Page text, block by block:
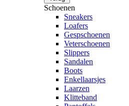
Schoenen
Sneakers
Loafers
Gespschoenen
Veterschoenen
Slippers
Sandalen
Boots
Enkellaarsjes
Laarzen
Klitteband